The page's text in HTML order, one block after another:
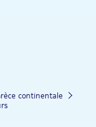
continentale